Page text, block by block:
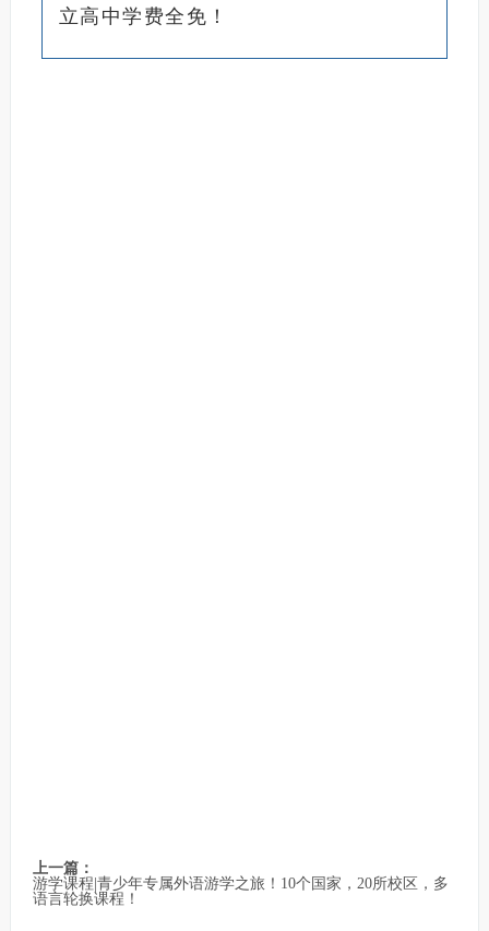
立高中学费全免！
上一篇：
游学课程|青少年专属外语游学之旅！10个国家，20所校区，多
语言轮换课程！